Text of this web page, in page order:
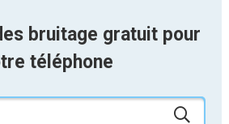
bruitage gratuit pour
téléphone